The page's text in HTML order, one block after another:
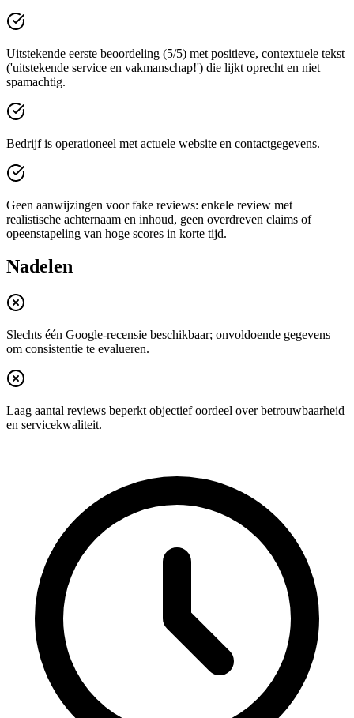
Uitstekende eerste beoordeling (5/5) met positieve, contextuele tekst
('uitstekende service en vakmanschap!') die lijkt oprecht en niet
spamachtig.
Bedrijf is operationeel met actuele website en contactgegevens.
Geen aanwijzingen voor fake reviews: enkele review met
realistische achternaam en inhoud, geen overdreven claims of
opeenstapeling van hoge scores in korte tijd.
Nadelen
Slechts één Google-recensie beschikbaar; onvoldoende gegevens
om consistentie te evalueren.
Laag aantal reviews beperkt objectief oordeel over betrouwbaarheid
en servicekwaliteit.